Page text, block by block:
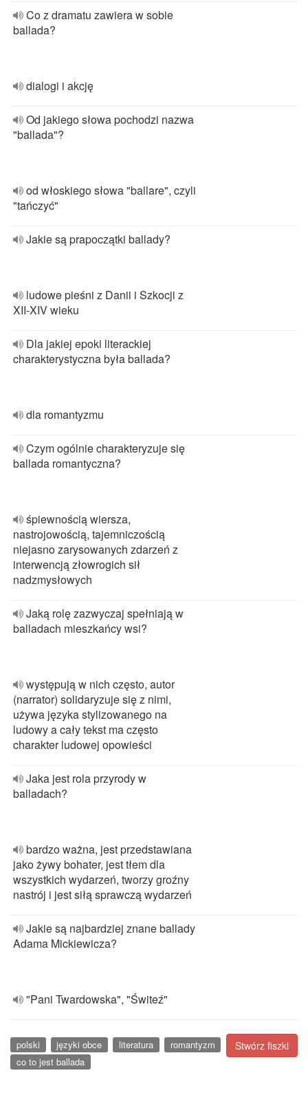
Co z dramatu zawiera w sobie
ballada?
dialogi i akcję
Od jakiego słowa pochodzi nazwa
"ballada"?
od włoskiego słowa "ballare", czyli
"tańczyć"
Jakie są prapoczątki ballady?
ludowe pieśni z Danii i Szkocji z
XII-XIV wieku
Dla jakiej epoki literackiej
charakterystyczna była ballada?
dla romantyzmu
Czym ogólnie charakteryzuje się
ballada romantyczna?
śpiewnością wiersza,
nastrojowością, tajemniczością
niejasno zarysowanych zdarzeń z
interwencją złowrogich sił
nadzmysłowych
Jaką rolę zazwyczaj spełniają w
balladach mieszkańcy wsi?
występują w nich często, autor
(narrator) solidaryzuje się z nimi,
używa języka stylizowanego na
ludowy a cały tekst ma często
charakter ludowej opowieści
Jaka jest rola przyrody w
balladach?
bardzo ważna, jest przedstawiana
jako żywy bohater, jest tłem dla
wszystkich wydarzeń, tworzy groźny
nastrój i jest siłą sprawczą wydarzeń
Jakie są najbardziej znane ballady
Adama Mickiewicza?
"Pani Twardowska", "Świteź"
Stwórz fiszki
polski języki obce literatura
romantyzm
co to jest ballada